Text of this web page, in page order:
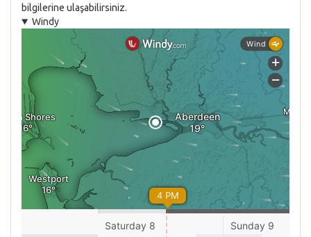
bilgilerine ulaşabilirsiniz.
Windy